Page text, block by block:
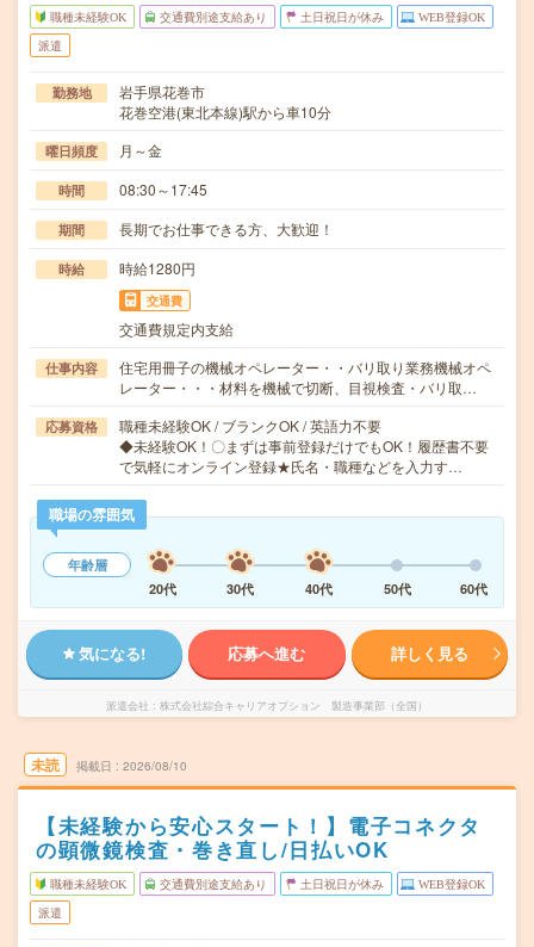
職種未経験OK 交通費別途支給あり 土日祝日が休み WEB登録OK
派遣
勤務地
岩手県花巻市
花巻空港(東北本線)駅から車10分
曜日頻度 月～金
時間 08:30～17:45
期間 長期でお仕事できる方、大歓迎！
時給 時給1280円
交通費
交通費規定内支給
仕事内容
住宅用冊子の機械オペレーター・・バリ取り業務機械オペ
レーター・・・材料を機械で切断、目視検査・バリ取…
応募資格
職種未経験OK / ブランクOK / 英語力不要
◆未経験OK！〇まずは事前登録だけでもOK！履歴書不要
で気軽にオンライン登録★氏名・職種などを入力す…
職場の雰囲気
年齢層
20代
30代 40代 50代 60代
気になる! 応募へ進む 詳しく見る
派遣会社 株式会社綜合キャリアオプション 製造事業部（全国）
未読 掲載日 2026/08/10
【未経験から安心スタート！】電子コネクタ
の顕微鏡検査・巻き直し/日払いOK
職種未経験OK 交通費別途支給あり 土日祝日が休み WEB登録OK
派遣